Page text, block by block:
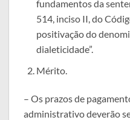
fundamentos da
514, inciso II, do
positivação do
dialeticidade”.
Mérito.
– Os prazos de
administrativo deverão